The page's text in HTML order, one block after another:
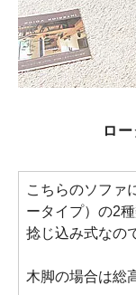
ロ
こちらのソファ
ータイプ）の2
捻じ込み式なの
木脚の場合は総